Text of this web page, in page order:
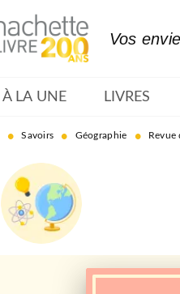
RECHERCHE
Vos
À LA UNE LIVRES
• Savoirs • Géographie •